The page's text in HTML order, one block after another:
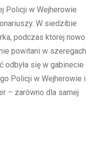
Policji w Wejherowie
W siedzibie
podczas której nowo
powitani w szeregach
odbyła się w gabinecie
Policji w Wejherowie i
– zarówno dla samej